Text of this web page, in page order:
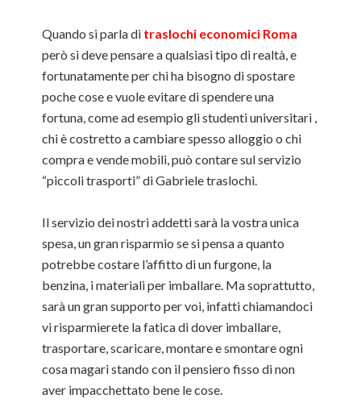
Quando si parla di traslochi economici Roma
però si deve pensare a qualsiasi tipo di realtà, e
fortunatamente per chi ha bisogno di spostare
poche cose e vuole evitare di spendere una
fortuna, come ad esempio gli studenti universitari ,
chi è costretto a cambiare spesso alloggio o chi
compra e vende mobili, può contare sul servizio
“piccoli trasporti” di Gabriele traslochi.
Il servizio dei nostri addetti sarà la vostra unica
spesa, un gran risparmio se si pensa a quanto
potrebbe costare l’affitto di un furgone, la
benzina, i materiali per imballare. Ma soprattutto,
sarà un gran supporto per voi, infatti chiamandoci
vi risparmierete la fatica di dover imballare,
trasportare, scaricare, montare e smontare ogni
cosa magari stando con il pensiero fisso di non
aver impacchettato bene le cose.